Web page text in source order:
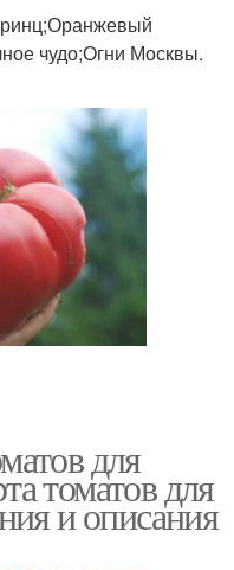
чудо;Огни Москвы.
для
томатов для
и описания